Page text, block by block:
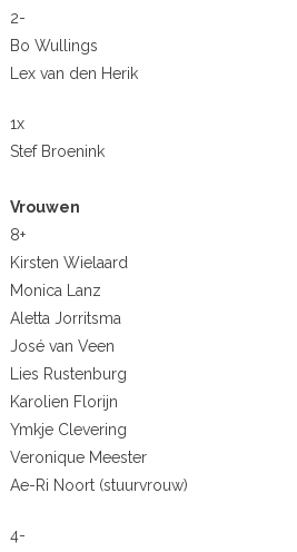
2-
Bo Wullings
Lex van den Herik
1x
Stef Broenink
Vrouwen
8+
Kirsten Wielaard
Monica Lanz
Aletta Jorritsma
José van Veen
Lies Rustenburg
Karolien Florijn
Ymkje Clevering
Veronique Meester
Ae-Ri Noort (stuurvrouw)
4-